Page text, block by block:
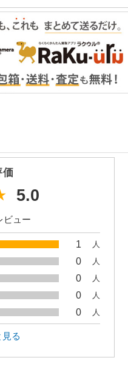
価
5.0
ビュー
1 人
0 人
0 人
0 人
0 人
見る